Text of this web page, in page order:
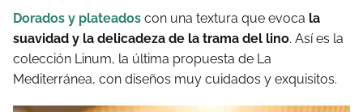
Dorados y plateados con una textura que evoca la
suavidad y la delicadeza de la trama del lino. Así es la
colección Linum, la última propuesta de La
Mediterránea, con diseños muy cuidados y exquisitos.